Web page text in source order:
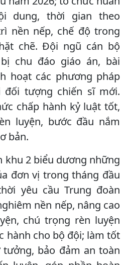
dung, thời gian theo
nền nếp, chế độ trong
chẽ. Đội ngũ cán bộ
chu đáo giáo án, bài
hoạt các phương pháp
đối tượng chiến sĩ mới.
chấp hành kỷ luật tốt,
luyện, bước đầu nắm
bản.
khu 2 biểu dương những
đơn vị trong tháng đầu
yêu cầu Trung đoàn
nền nếp, nâng cao
chú trọng rèn luyện
hành cho bộ đội; làm tốt
bảo đảm an toàn